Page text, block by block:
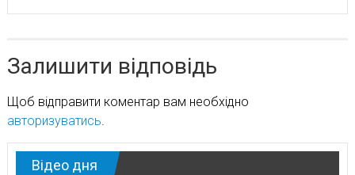
Залишити відповідь
Щоб відправити коментар вам необхідно
авторизуватись.
Відео дня